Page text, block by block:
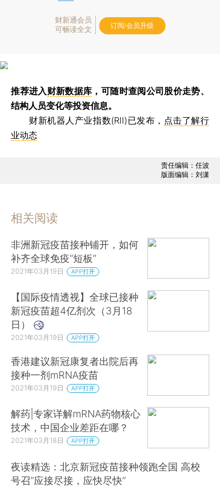
财新通会员
可畅读全文
订阅/会员升级
推荐进入财新数据库 ，可随时查阅公司股价走势、
结构人员变化等投资信息。
财新机器人产业指数(RII)已发布， 点击了解行
业动态
责任编辑：任波
版面编辑：刘潇
相关阅读
非洲新冠疫苗接种铺开，如何
补齐全球免疫“短板”
2021年03月19日 APP打开
【国际疫情透视】全球已接种
新冠疫苗超4亿剂次（3月18
日）
2021年03月19日 APP打开
香港建议新冠康复者出院后再
接种一剂mRNA疫苗
2021年03月19日 APP打开
解药|专家详解mRNA药物核心
技术，中国企业差距在哪？
2021年03月18日 APP打开
夜读精选：北京新冠疫苗接种领跑全国 高校
号召“应接尽接，应快尽快”